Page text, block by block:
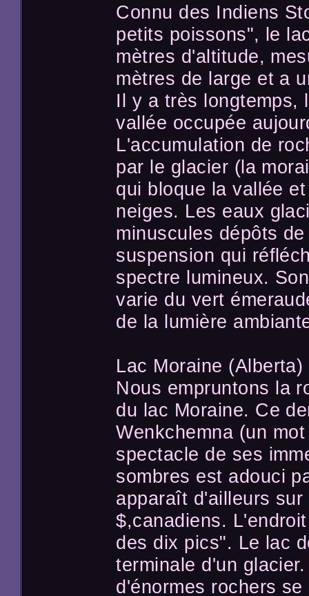
Connu des Indiens
petits poissons", le
mètres d'altitude,
mètres de large et a
Il y a très longtemps,
vallée occupée
L'accumulation de
par le glacier (la
qui bloque la vallée
neiges. Les eaux
minuscules dépôts
suspension qui
spectre lumineux.
varie du vert
de la lumière
Lac Moraine (Alberta)
Nous empruntons la
du lac Moraine. Ce
Wenkchemna (un
spectacle de ses
sombres est adouci
apparaît d'ailleurs
$,canadiens.
des dix pics". Le lac
terminale d'un
d'énormes rochers